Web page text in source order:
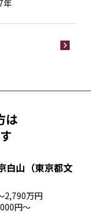
年
は
白山（東京都文
2,790万円
円〜